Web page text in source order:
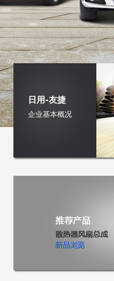
日用-友捷
企业基本概况